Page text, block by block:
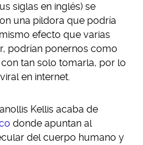
siglas en inglés) se
una píldora que podría
efecto que varias
podrían ponernos como
tan solo tomarla, por lo
en internet.
Kellis acaba de
donde apuntan al
del cuerpo humano y